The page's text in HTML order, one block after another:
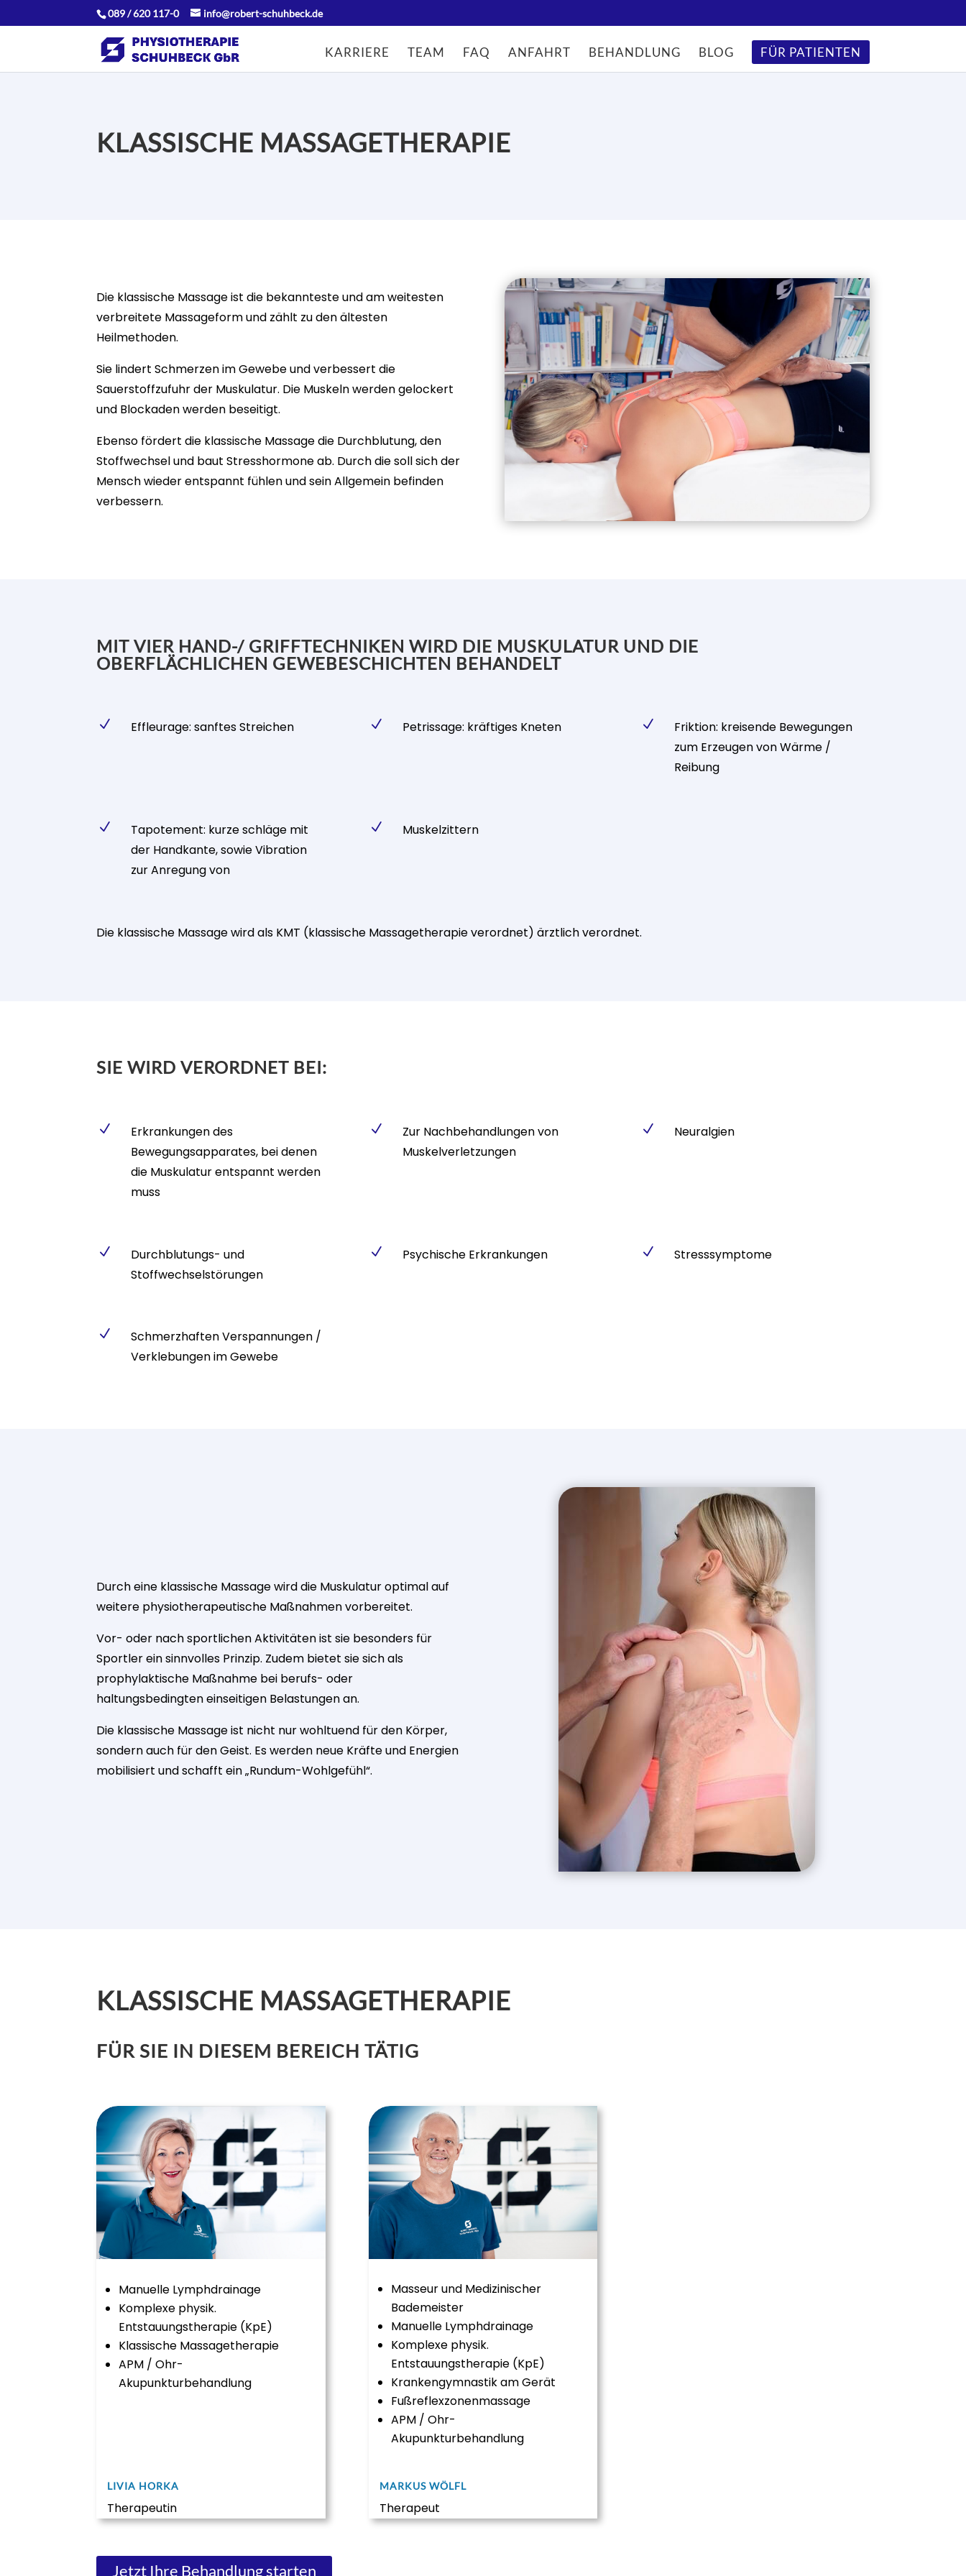
089 / 620 117-0 info@robert-schuhbeck.de
KARRIERE TEAM FAQ ANFAHRT BEHANDLUNG BLOG FÜR PATIENTEN
KLASSISCHE MASSAGETHERAPIE
Die klassische Massage ist die bekannteste und am weitesten
verbreitete Massageform und zählt zu den ältesten
Heilmethoden.
Sie lindert Schmerzen im Gewebe und verbessert die
Sauerstoffzufuhr der Muskulatur. Die Muskeln werden gelockert
und Blockaden werden beseitigt.
Ebenso fördert die klassische Massage die Durchblutung, den
Stoffwechsel und baut Stresshormone ab. Durch die soll sich der
Mensch wieder entspannt fühlen und sein Allgemein befinden
verbessern.
MIT VIER HAND-/ GRIFFTECHNIKEN WIRD DIE MUSKULATUR UND DIE
OBERFLÄCHLICHEN GEWEBESCHICHTEN BEHANDELT
N Effleurage: sanftes Streichen N Petrissage: kräftiges Kneten N
Friktion: kreisende Bewegungen
zum Erzeugen von Wärme /
Reibung
N
Tapotement: kurze schläge mit
der Handkante, sowie Vibration
zur Anregung von
N Muskelzittern
Die klassische Massage wird als KMT (klassische Massagetherapie verordnet) ärztlich verordnet.
SIE WIRD VERORDNET BEI:
N
Erkrankungen des
Bewegungsapparates, bei denen
die Muskulatur entspannt werden
muss
N
Zur Nachbehandlungen von
Muskelverletzungen
N Neuralgien
N
Durchblutungs- und
Stoffwechselstörungen
N Psychische Erkrankungen N Stresssymptome
N
Schmerzhaften Verspannungen /
Verklebungen im Gewebe
Durch eine klassische Massage wird die Muskulatur optimal auf
weitere physiotherapeutische Maßnahmen vorbereitet.
Vor- oder nach sportlichen Aktivitäten ist sie besonders für
Sportler ein sinnvolles Prinzip. Zudem bietet sie sich als
prophylaktische Maßnahme bei berufs- oder
haltungsbedingten einseitigen Belastungen an.
Die klassische Massage ist nicht nur wohltuend für den Körper,
sondern auch für den Geist. Es werden neue Kräfte und Energien
mobilisiert und schafft ein „Rundum-Wohlgefühl“.
KLASSISCHE MASSAGETHERAPIE
FÜR SIE IN DIESEM BEREICH TÄTIG
Manuelle Lymphdrainage
Komplexe physik.
Entstauungstherapie (KpE)
Klassische Massagetherapie
APM / Ohr-
Akupunkturbehandlung
LIVIA HORKA​
Therapeutin​
Masseur und Medizinischer
Bademeister
Manuelle Lymphdrainage
Komplexe physik.
Entstauungstherapie (KpE)
Krankengymnastik am Gerät
Fußreflexzonenmassage
APM / Ohr-
Akupunkturbehandlung
MARKUS WÖLFL​
Therapeut
Jetzt Ihre Behandlung starten